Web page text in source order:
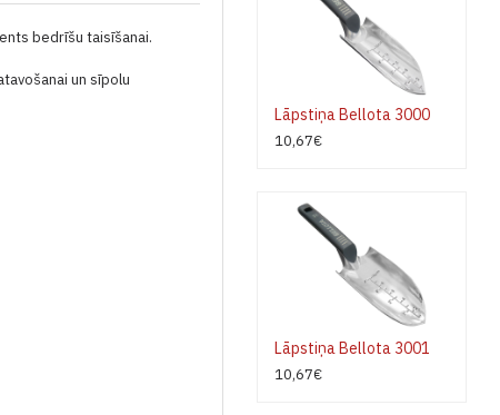
bedrīšu taisīšanai.
un sīpolu
Lāpstiņa Bellota 3000
10,67€
Lāpstiņa Bellota 3001
10,67€